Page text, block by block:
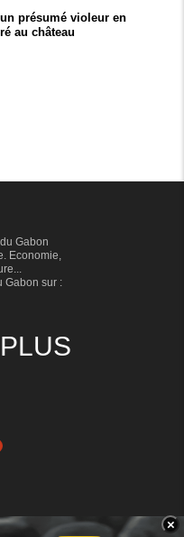
présumé violeur en
au château
×
Gabon
Economie,
Gabon sur :